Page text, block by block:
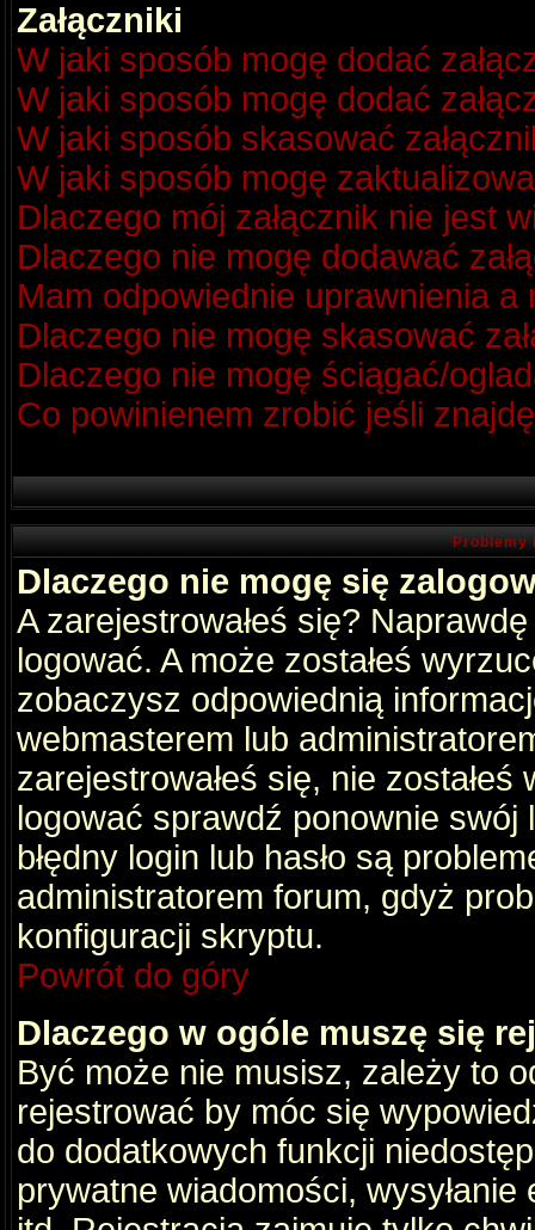
Załączniki
W jaki sposób mogę dodać
W jaki sposób mogę dodać
W jaki sposób skasować
W jaki sposób mogę
Dlaczego mój załącznik nie jest
Dlaczego nie mogę dodawać
Mam odpowiednie uprawnienia a
Dlaczego nie mogę skasować
Dlaczego nie mogę ściągać/
Co powinienem zrobić jeśli
Problemy
Dlaczego nie mogę się
A zarejestrowałeś się?
logować. A może zostałeś
zobaczysz odpowiednią
webmasterem lub
zarejestrowałeś się, nie
logować sprawdź ponownie swój
błędny login lub hasło są
administratorem forum, gdyż
konfiguracji skryptu.
Powrót do góry
Dlaczego w ogóle muszę się
Być może nie musisz, zależy to
rejestrować by móc się
do dodatkowych funkcji
prywatne wiadomości,